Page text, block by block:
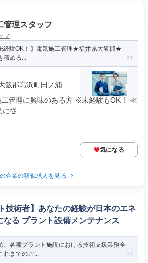
管理スタッフ
フ
経験OK！】電気施工管理★福井県大飯郡★
積める...
飯郡高浜町田ノ浦
工管理に興味のある方 ※未経験もOK！ ≪
従...
気になる
企業の類似求人を見る
技術者】あなたの経験が日本のエネ
なる プラント設備メンテナンス
、各種プラント施設における技術支援業務全
れまでのご...